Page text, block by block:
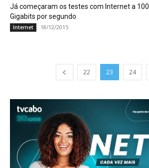
Já começaram os testes com Internet a 100
Gigabits por segundo
Internet 18/12/2015
22 23 24